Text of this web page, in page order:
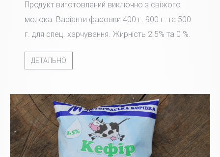
Продукт виготовлений виключно з свіжого
молока. Варіанти фасовки 400 г. 900 г. та 500
г. для спец. харчування. Жирність 2.5% та 0 %.
ДЕТАЛЬНО